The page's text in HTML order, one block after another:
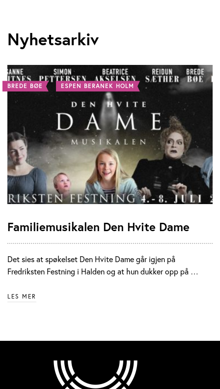
Nyhetsarkiv
BREDE BØE ESPEN BERANEK HOLM
Familiemusikalen Den Hvite Dame
Det sies at spøkelset Den Hvite Dame går igjen på
Fredriksten Festning i Halden og at hun dukker opp på …
LES MER